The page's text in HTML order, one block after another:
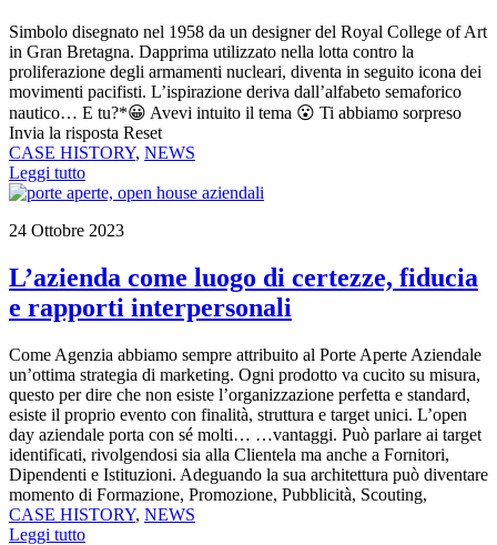
Simbolo disegnato nel 1958 da un designer del Royal College of Art
in Gran Bretagna. Dapprima utilizzato nella lotta contro la
proliferazione degli armamenti nucleari, diventa in seguito icona dei
movimenti pacifisti. L’ispirazione deriva dall’alfabeto semaforico
nautico… E tu?*😀 Avevi intuito il tema 😮 Ti abbiamo sorpreso
Invia la risposta Reset
CASE HISTORY, NEWS
Leggi tutto
24 Ottobre 2023
L’azienda come luogo di certezze, fiducia
e rapporti interpersonali
Come Agenzia abbiamo sempre attribuito al Porte Aperte Aziendale
un’ottima strategia di marketing. Ogni prodotto va cucito su misura,
questo per dire che non esiste l’organizzazione perfetta e standard,
esiste il proprio evento con finalità, struttura e target unici. L’open
day aziendale porta con sé molti… …vantaggi. Può parlare ai target
identificati, rivolgendosi sia alla Clientela ma anche a Fornitori,
Dipendenti e Istituzioni. Adeguando la sua architettura può diventare
momento di Formazione, Promozione, Pubblicità, Scouting,
CASE HISTORY, NEWS
Leggi tutto